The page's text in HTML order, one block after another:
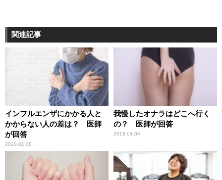
関連記事
インフルエンザにかかる人と
かからない人の差は？ 医師
が回答
2020.01.08
我慢したオナラはどこへ行く
の？ 医師が回答
2019.04.04